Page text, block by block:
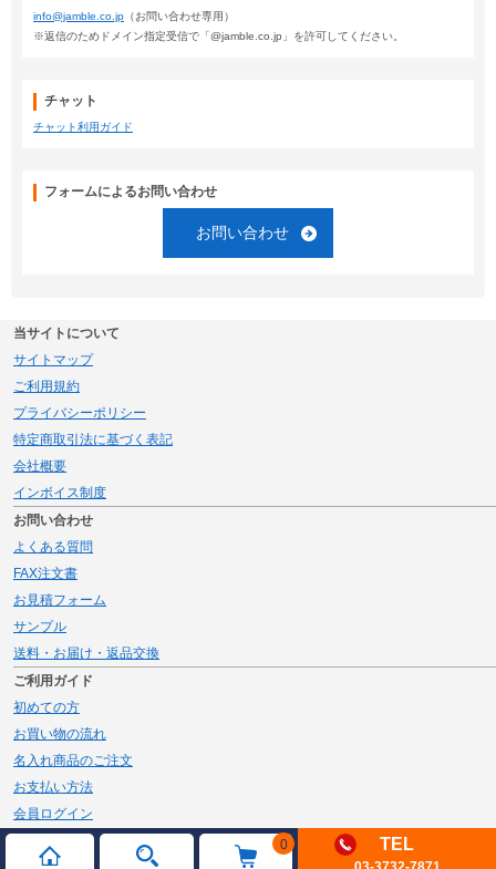
0 TEL
info@jamble.co.jp （お問い合わせ専用）
※返信のためドメイン指定受信で「@jamble.co.jp」を許可してください。
チャット
チャット利用ガイド
フォームによるお問い合わせ
お問い合わせ
当サイトについて
サイトマップ
ご利用規約
プライバシーポリシー
特定商取引法に基づく表記
会社概要
インボイス制度
お問い合わせ
よくある質問
FAX注文書
お見積フォーム
サンプル
送料・お届け・返品交換
ご利用ガイド
初めての方
お買い物の流れ
名入れ商品のご注文
お支払い方法
会員ログイン
メルマガ登録